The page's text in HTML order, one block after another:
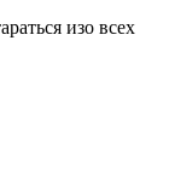
изо всех